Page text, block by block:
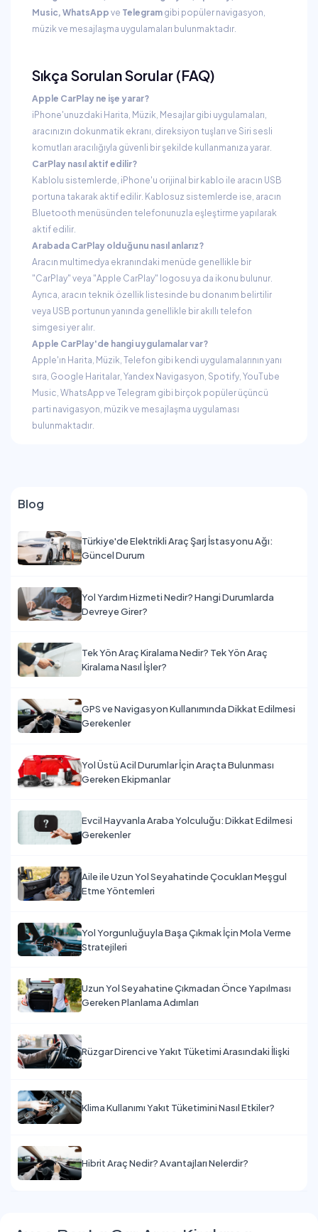
Music, WhatsApp ve Telegram gibi popüler navigasyon,
müzik ve mesajlaşma uygulamaları bulunmaktadır.
Sıkça Sorulan Sorular (FAQ)
Apple CarPlay ne işe yarar?
iPhone'unuzdaki Harita, Müzik, Mesajlar gibi uygulamaları,
aracınızın dokunmatik ekranı, direksiyon tuşları ve Siri sesli
komutları aracılığıyla güvenli bir şekilde kullanmanıza yarar.
CarPlay nasıl aktif edilir?
Kablolu sistemlerde, iPhone'u orijinal bir kablo ile aracın USB
portuna takarak aktif edilir. Kablosuz sistemlerde ise, aracın
Bluetooth menüsünden telefonunuzla eşleştirme yapılarak
aktif edilir.
Arabada CarPlay olduğunu nasıl anlarız?
Aracın multimedya ekranındaki menüde genellikle bir
"CarPlay" veya "Apple CarPlay" logosu ya da ikonu bulunur.
Ayrıca, aracın teknik özellik listesinde bu donanım belirtilir
veya USB portunun yanında genellikle bir akıllı telefon
simgesi yer alır.
Apple CarPlay'de hangi uygulamalar var?
Apple'ın Harita, Müzik, Telefon gibi kendi uygulamalarının yanı
sıra, Google Haritalar, Yandex Navigasyon, Spotify, YouTube
Music, WhatsApp ve Telegram gibi birçok popüler üçüncü
parti navigasyon, müzik ve mesajlaşma uygulaması
bulunmaktadır.
Blog
Türkiye'de Elektrikli Araç Şarj İstasyonu Ağı:
Güncel Durum
Yol Yardım Hizmeti Nedir? Hangi Durumlarda
Devreye Girer?
Tek Yön Araç Kiralama Nedir? Tek Yön Araç
Kiralama Nasıl İşler?
GPS ve Navigasyon Kullanımında Dikkat Edilmesi
Gerekenler
Yol Üstü Acil Durumlar İçin Araçta Bulunması
Gereken Ekipmanlar
Evcil Hayvanla Araba Yolculuğu: Dikkat Edilmesi
Gerekenler
Aile ile Uzun Yol Seyahatinde Çocukları Meşgul
Etme Yöntemleri
Yol Yorgunluğuyla Başa Çıkmak İçin Mola Verme
Stratejileri
Uzun Yol Seyahatine Çıkmadan Önce Yapılması
Gereken Planlama Adımları
Rüzgar Direnci ve Yakıt Tüketimi Arasındaki İlişki
Klima Kullanımı Yakıt Tüketimini Nasıl Etkiler?
Hibrit Araç Nedir? Avantajları Nelerdir?